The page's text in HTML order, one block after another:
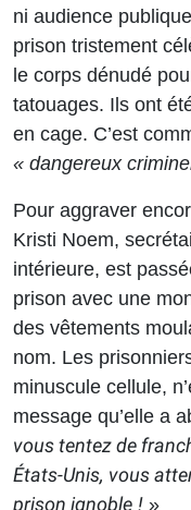
ni audience
prison tristement
le corps dénudé
tatouages. Ils ont
en cage. C’est
« dangereux
Pour aggraver
Kristi Noem,
intérieure, est
prison avec une
des vêtements
nom. Les
minuscule cellule,
message qu’elle a
vous tentez de
États-Unis, vous
prison ignoble ! »